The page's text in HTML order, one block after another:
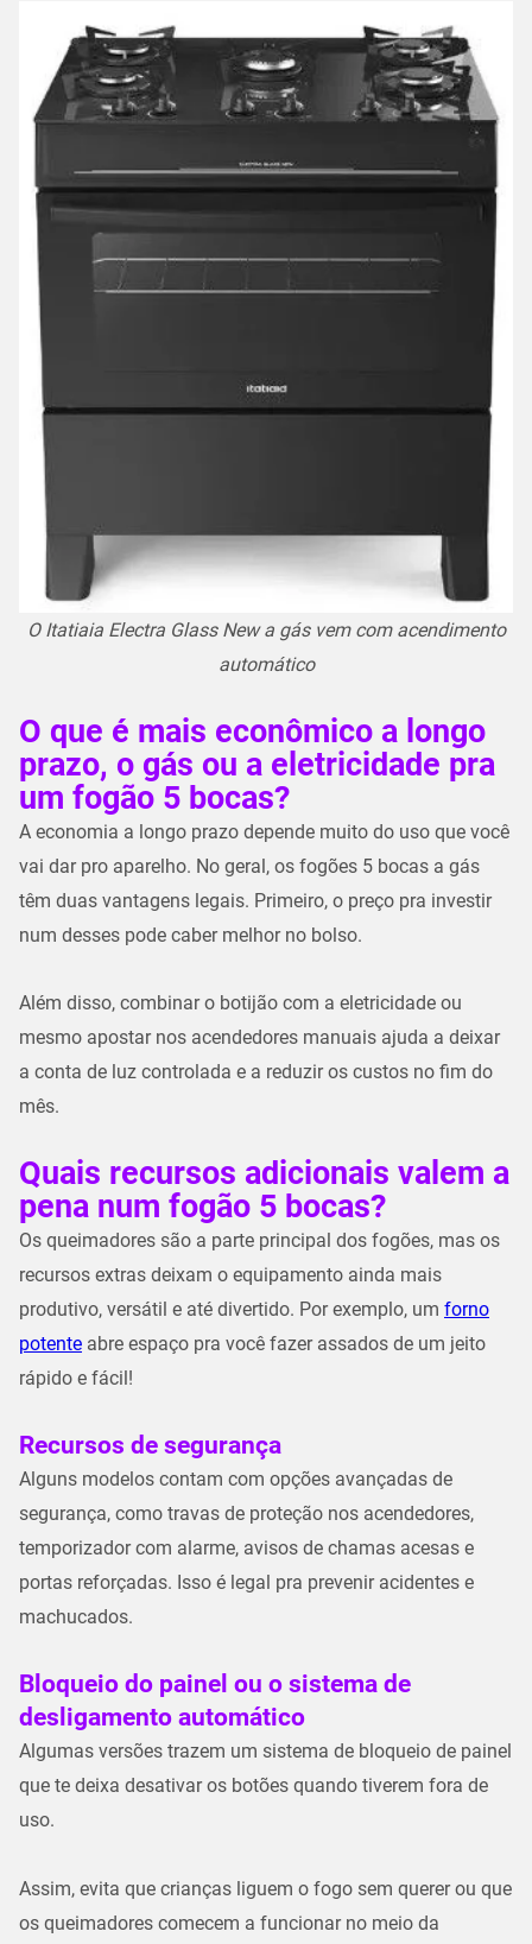
O Itatiaia Electra Glass New a gás vem com acendimento
automático
O que é mais econômico a longo
prazo, o gás ou a eletricidade pra
um fogão 5 bocas?
A economia a longo prazo depende muito do uso que você
vai dar pro aparelho. No geral, os fogões 5 bocas a gás
têm duas vantagens legais. Primeiro, o preço pra investir
num desses pode caber melhor no bolso.
Além disso, combinar o botijão com a eletricidade ou
mesmo apostar nos acendedores manuais ajuda a deixar
a conta de luz controlada e a reduzir os custos no fim do
mês.
Quais recursos adicionais valem a
pena num fogão 5 bocas?
Os queimadores são a parte principal dos fogões, mas os
recursos extras deixam o equipamento ainda mais
produtivo, versátil e até divertido. Por exemplo, um forno
potente abre espaço pra você fazer assados de um jeito
rápido e fácil!
Recursos de segurança
Alguns modelos contam com opções avançadas de
segurança, como travas de proteção nos acendedores,
temporizador com alarme, avisos de chamas acesas e
portas reforçadas. Isso é legal pra prevenir acidentes e
machucados.
Bloqueio do painel ou o sistema de
desligamento automático
Algumas versões trazem um sistema de bloqueio de painel
que te deixa desativar os botões quando tiverem fora de
uso.
Assim, evita que crianças liguem o fogo sem querer ou que
os queimadores comecem a funcionar no meio da